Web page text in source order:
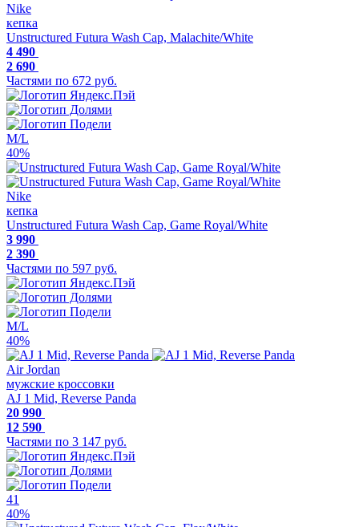
Nike
кепка
Unstructured Futura Wash Cap, Malachite/White
4 490
2 690
Частями по 672 руб.
M/L
40%
Nike
кепка
Unstructured Futura Wash Cap, Game Royal/White
3 990
2 390
Частями по 597 руб.
M/L
40%
Air Jordan
мужские кроссовки
AJ 1 Mid, Reverse Panda
20 990
12 590
Частями по 3 147 руб.
41
40%